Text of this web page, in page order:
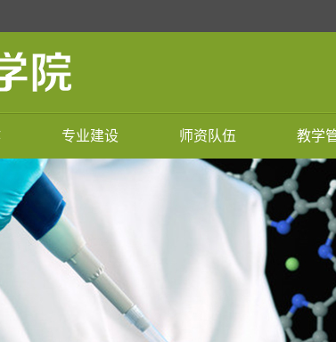
专业建设 师资队伍 教学